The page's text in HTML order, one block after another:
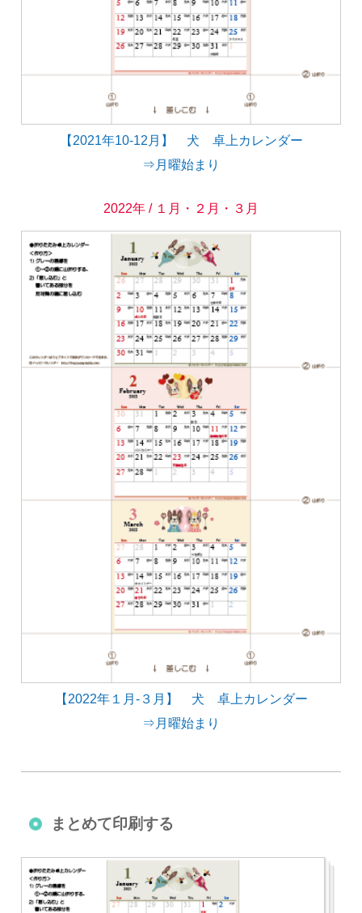
【2021年10-12月】 犬 卓上カレンダー
⇒月曜始まり
2022年 / １月・２月・３月
【2022年１月-３月】 犬 卓上カレンダー
⇒月曜始まり
まとめて印刷する